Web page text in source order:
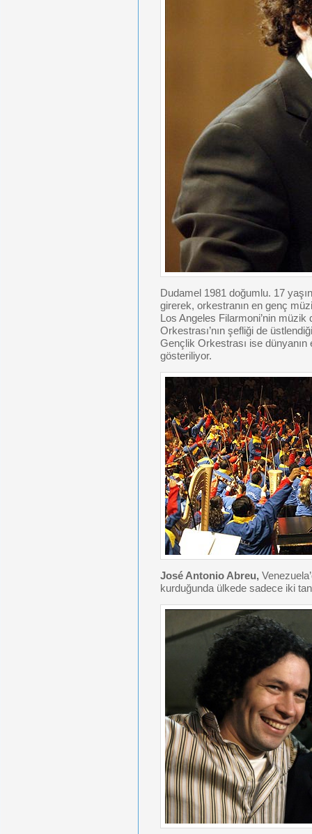
Dudamel 1981 doğumlu. 17
girerek, orkestranın en genç
Los Angeles Filarmoni’nin
Orkestrası’nın şefliği de
Gençlik Orkestrası ise
gösteriliyor.
José Antonio Abreu,
kurduğunda ülkede sadece iki